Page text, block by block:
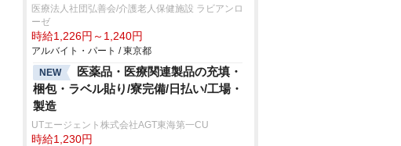
医療法人社団弘善会/介護老人保健施設 ラビアンロ
ーゼ
時給1,226円～1,240円
アルバイト・パート / 東京都
NEW
医薬品・医療関連製品の充填・
梱包・ラベル貼り/寮完備/日払い/工場・
製造
UTエージェント株式会社AGT東海第一CU
時給1,230円